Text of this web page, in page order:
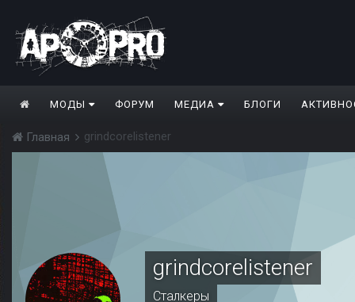
МОДЫ ФОРУМ МЕДИА БЛОГИ
Главная grindcorelistener
grindcorelistener
Сталкеры